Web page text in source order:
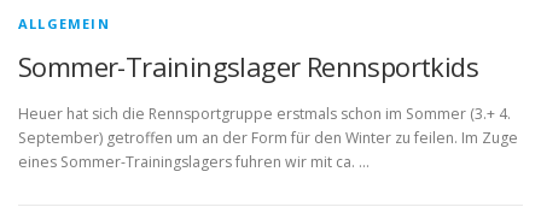
ALLGEMEIN
Sommer-Trainingslager Rennsportkids
Heuer hat sich die Rennsportgruppe erstmals schon im Sommer (3.+ 4.
September) getroffen um an der Form für den Winter zu feilen. Im Zuge
eines Sommer-Trainingslagers fuhren wir mit ca. …